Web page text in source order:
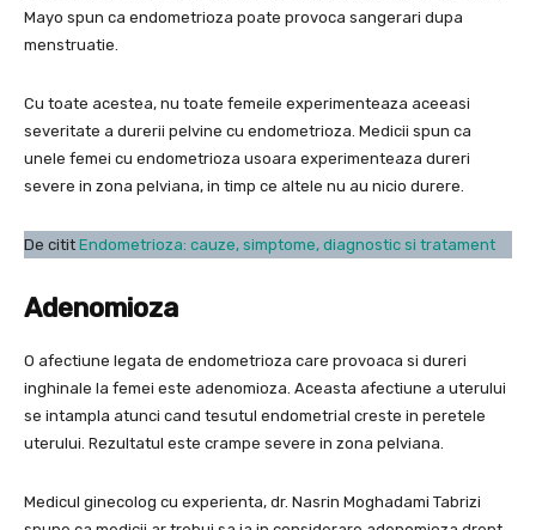
Mayo spun ca endometrioza poate provoca sangerari dupa
menstruatie.
Cu toate acestea, nu toate femeile experimenteaza aceeasi
severitate a durerii pelvine cu endometrioza. Medicii spun ca
unele femei cu endometrioza usoara experimenteaza dureri
severe in zona pelviana, in timp ce altele nu au nicio durere.
De citit Endometrioza: cauze, simptome, diagnostic si tratament
Adenomioza
O afectiune legata de endometrioza care provoaca si dureri
inghinale la femei este adenomioza. Aceasta afectiune a uterului
se intampla atunci cand tesutul endometrial creste in peretele
uterului. Rezultatul este crampe severe in zona pelviana.
Medicul ginecolog cu experienta, dr. Nasrin Moghadami Tabrizi